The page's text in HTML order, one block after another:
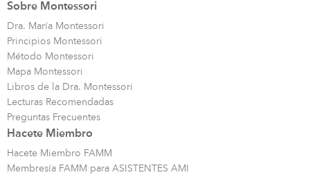
Sobre Montessori
Dra. María Montessori
Principios Montessori
Método Montessori
Mapa Montessori
Libros de la Dra. Montessori
Lecturas Recomendadas
Preguntas Frecuentes
Hacete Miembro
Hacete Miembro FAMM
Membresía FAMM para ASISTENTES AMI